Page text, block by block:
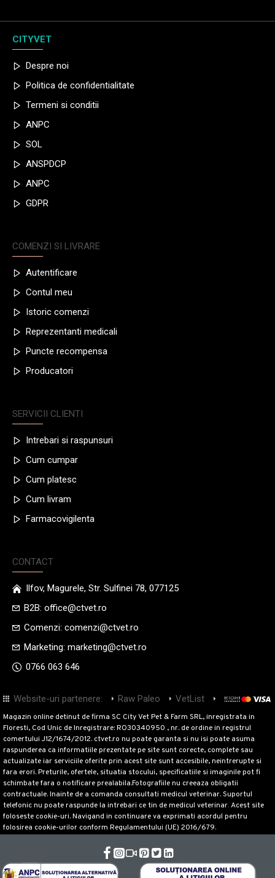
CITYVET
Despre noi
Politica de confidentialitate
Termeni si conditii
ANPC
SOL
ANSPDCP
ANPC
GDPR
COMENZI SI LIVRARE
Autentificare
Contul meu
Istoric comenzi
Reprezentanti medicali
Puncte recompensa
Producatori
SERVICII CLIENTI
Intrebari si raspunsuri
Cum cumpar
Cum platesc
Cum livram
Farmacovigilenta
CONTACT
Ilfov, Magurele, Str. Sulfinei 78, 077125
B2B: office@ctvet.ro
Comenzi: comenzi@ctvet.ro
Marketing: marketing@ctvet.ro
0766 063 646
Website-uri partenere: Raw Paleo VetList M-Pets
Magazin online detinut de firma SC City Vet Pet & Farm SRL, inregistrata in
Floresti, Cod Unic de Inregistrare: RO30340950 , nr. de ordine in registrul
comertului J12/1674/2012. ctvet.ro nu poate garanta si nu isi poate asuma
raspunderea ca informatiile prezentate pe site sunt corecte, complete sau
actualizate iar serviciile oferite prin acest site sunt accesibile, neintrerupte si
fara erori. Preturile, ofertele, situatia stocului, specificatiile si imaginile pot fi
schimbate fara o notificare prealabila.Fotografiile nu creeaza obligatii
contractuale. Inainte de a comanda consultati medicul veterinar. Suportul
telefonic nu poate raspunde la intrebari ce tin de medicul veterinar.Acest site
foloseste cookie-uri. Navigand in continuare va exprimati acordul pentru
folosirea cookie-urilor conform Regulamentului (UE) 2016/679.